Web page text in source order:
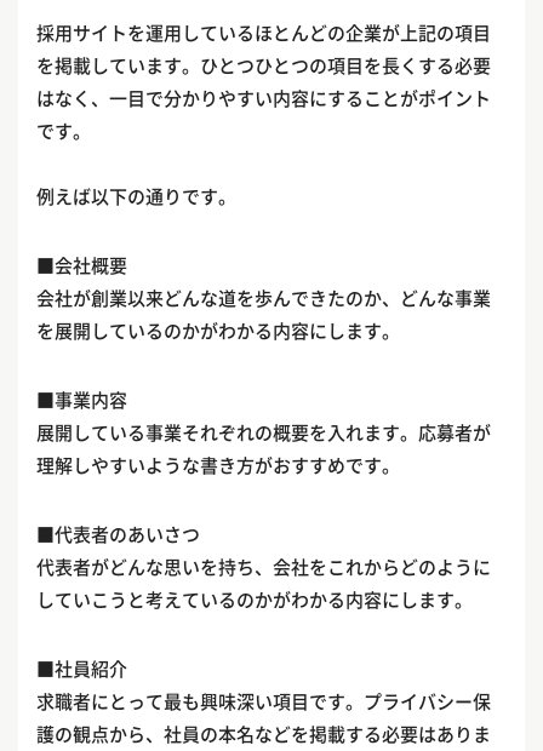
採用サイトを運用しているほとんどの企業が上記の項目
を掲載しています。ひとつひとつの項目を長くする必要
はなく、一目で分かりやすい内容にすることがポイント
です。
例えば以下の通りです。
■会社概要
会社が創業以来どんな道を歩んできたのか、どんな事業
を展開しているのかがわかる内容にします。
■事業内容
展開している事業それぞれの概要を入れます。応募者が
理解しやすいような書き方がおすすめです。
■代表者のあいさつ
代表者がどんな思いを持ち、会社をこれからどのように
していこうと考えているのかがわかる内容にします。
■社員紹介
求職者にとって最も興味深い項目です。プライバシー保
護の観点から、社員の本名などを掲載する必要はありま